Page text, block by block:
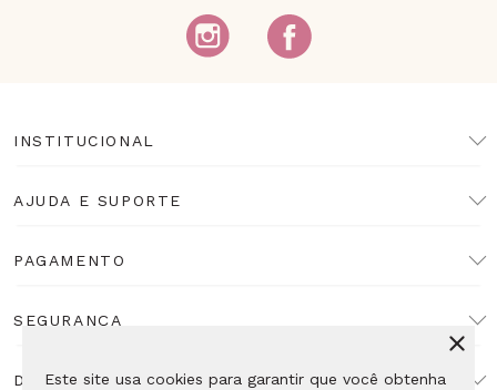
Este site usa cookies para garantir que você obtenha
INSTITUCIONAL
AJUDA E SUPORTE
PAGAMENTO
SEGURANÇA
DESENVOLVIMENTO